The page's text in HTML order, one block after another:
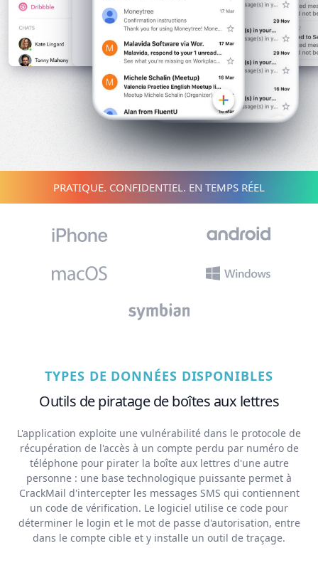
PRATIQUE. CONFIDENTIEL. EN TEMPS RÉEL
TYPES DE DONNÉES DISPONIBLES
Outils de piratage de boîtes aux lettres
L'application exploite une vulnérabilité dans le protocole de
récupération de l'accès à un compte perdu par numéro de
téléphone pour pirater la boîte aux lettres d'une autre
personne : une base technologique puissante permet à
CrackMail d'intercepter les messages SMS qui contiennent
un code de vérification. Le logiciel utilise ce code pour
déterminer le login et le mot de passe d'autorisation, entre
dans le compte cible et y installe un outil de traçage.